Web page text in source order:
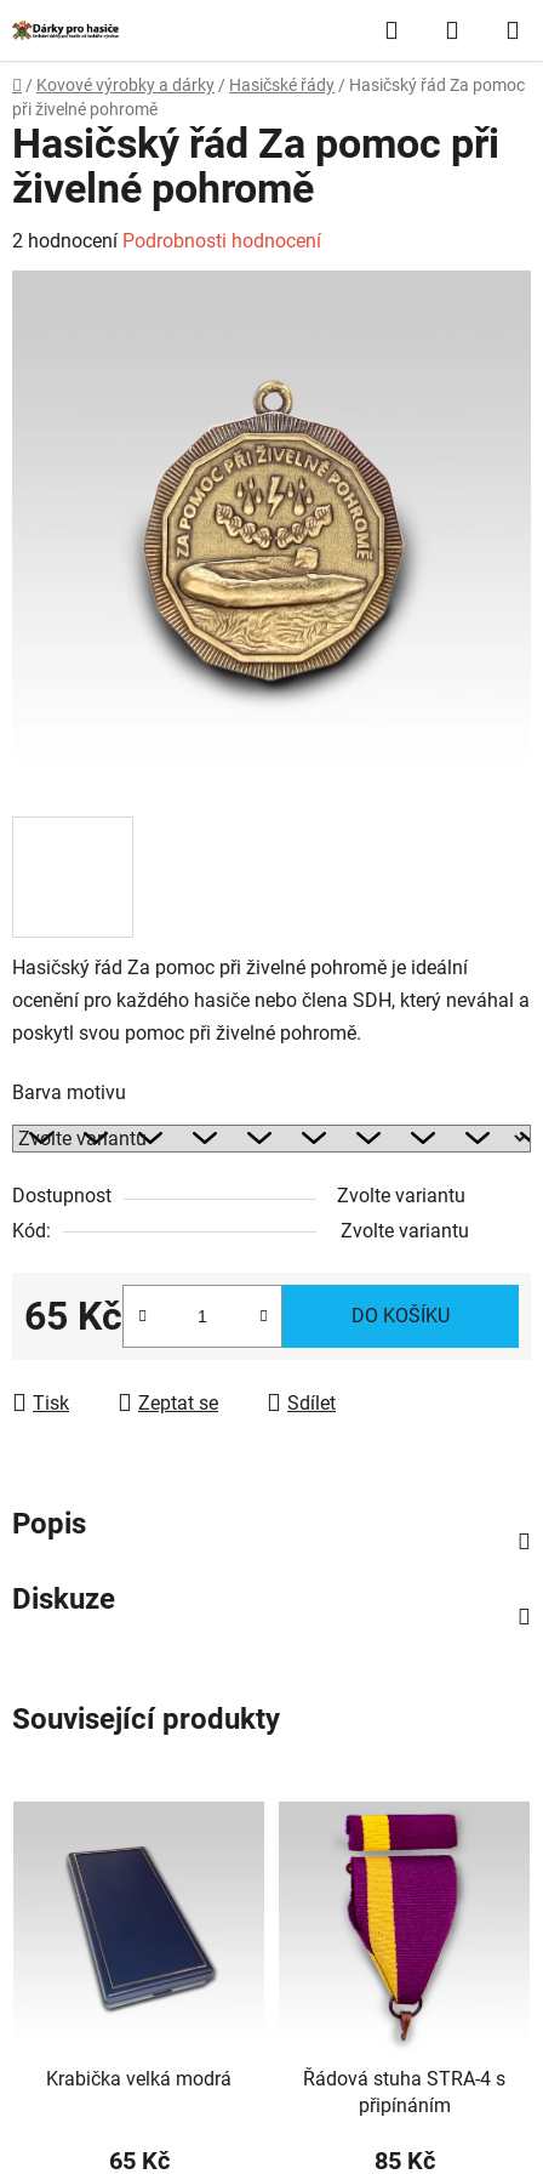
na
obsah
Hledat
KOŠÍK
Domů
/ Kovové výrobky a dárky / Hasičské řády / Hasičský řád Za pomoc
při živelné pohromě
Hasičský řád Za pomoc při živelné pohromě je ideální
ocenění pro každého hasiče nebo člena SDH, který neváhal a
poskytl svou pomoc při živelné pohromě.
Barva motivu
Dostupnost
Zvolte variantu
Kód:
Zvolte variantu
65 Kč
Měrná cena:
DO KOŠÍKU
Tisk Zeptat se Sdílet
Hasičský řád Za pomoc při
živelné pohromě
Průměrné
hodnocení
2 hodnocení Podrobnosti hodnocení
Popis
Diskuze
Související produkty
Krabička velká modrá
65 Kč
Řádová stuha STRA-4 s
připínáním
85 Kč